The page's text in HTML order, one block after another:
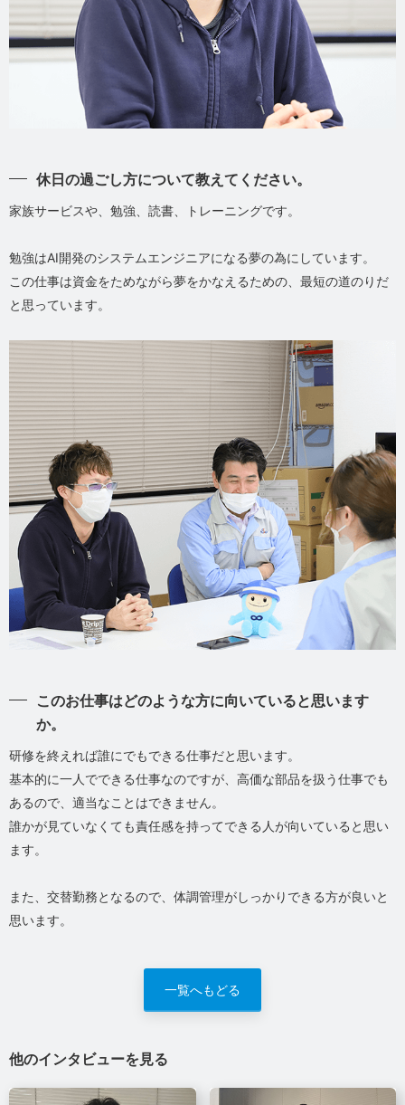
休日の過ごし方について教えてください。
家族サービスや、勉強、読書、トレーニングです。
勉強はAI開発のシステムエンジニアになる夢の為にしています。
この仕事は資金をためながら夢をかなえるための、最短の道のりだ
と思っています。
このお仕事はどのような方に向いていると思います
か。
研修を終えれば誰にでもできる仕事だと思います。
基本的に一人でできる仕事なのですが、高価な部品を扱う仕事でも
あるので、適当なことはできません。
誰かが見ていなくても責任感を持ってできる人が向いていると思い
ます。
また、交替勤務となるので、体調管理がしっかりできる方が良いと
思います。
一覧へもどる
他のインタビューを見る